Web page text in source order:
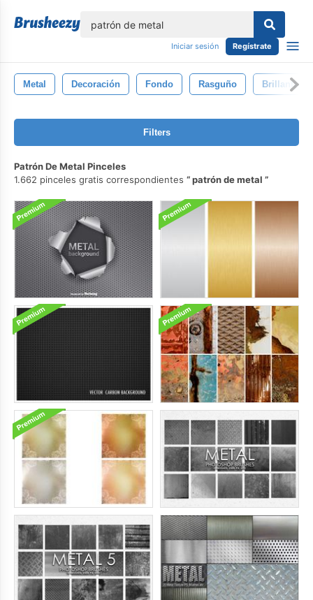
Iniciar sesión Regístrate
Metal Decoración Fondo Rasguño Brillante
Filters
Patrón De Metal Pinceles
1.662 pinceles gratis correspondientes
patrón de metal